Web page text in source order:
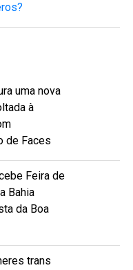
uma nova
à
de Faces
Feira de
Bahia
da Boa
trans